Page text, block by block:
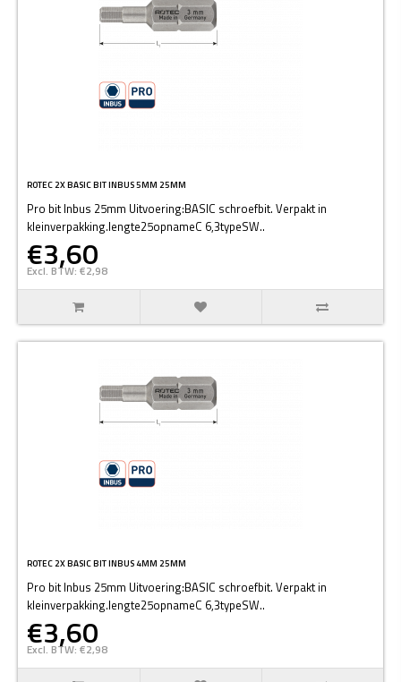
ROTEC 2X BASIC BIT INBUS 5MM 25MM
Pro bit Inbus 25mm Uitvoering:BASIC schroefbit. Verpakt in
kleinverpakking.lengte25opnameC 6,3typeSW..
€3,60
Excl. BTW: €2,98
ROTEC 2X BASIC BIT INBUS 4MM 25MM
Pro bit Inbus 25mm Uitvoering:BASIC schroefbit. Verpakt in
kleinverpakking.lengte25opnameC 6,3typeSW..
€3,60
Excl. BTW: €2,98